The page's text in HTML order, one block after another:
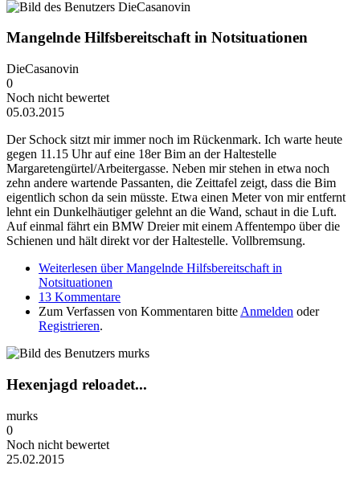
Mangelnde Hilfsbereitschaft in Notsituationen
DieCasanovin
0
Noch nicht bewertet
05.03.2015
Der Schock sitzt mir immer noch im Rückenmark. Ich warte heute
gegen 11.15 Uhr auf eine 18er Bim an der Haltestelle
Margaretengürtel/Arbeitergasse. Neben mir stehen in etwa noch
zehn andere wartende Passanten, die Zeittafel zeigt, dass die Bim
eigentlich schon da sein müsste. Etwa einen Meter von mir entfernt
lehnt ein Dunkelhäutiger gelehnt an die Wand, schaut in die Luft.
Auf einmal fährt ein BMW Dreier mit einem Affentempo über die
Schienen und hält direkt vor der Haltestelle. Vollbremsung.
Weiterlesen über Mangelnde Hilfsbereitschaft in
Notsituationen
13 Kommentare
Zum Verfassen von Kommentaren bitte Anmelden oder
Registrieren.
Hexenjagd reloadet...
murks
0
Noch nicht bewertet
25.02.2015